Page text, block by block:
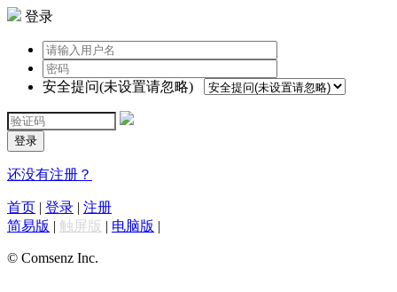
登录
安全提问(未设置请忽略)
登录
还没有注册？
首页 | 登录 | 注册
简易版 | 触屏版 | 电脑版 |
© Comsenz Inc.